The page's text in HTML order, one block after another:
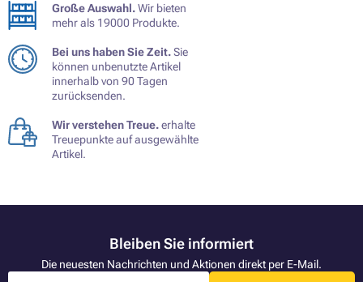
Große Auswahl.Wir bieten
mehr als 19000 Produkte.
Bei uns haben Sie Zeit.Sie
können unbenutzte Artikel
innerhalb von 90 Tagen
zurücksenden.
Wir verstehen Treue.erhalte
Treuepunkte auf ausgewählte
Artikel.
Bleiben Sie informiert
Die neuesten Nachrichten und Aktionen direkt per E-Mail.